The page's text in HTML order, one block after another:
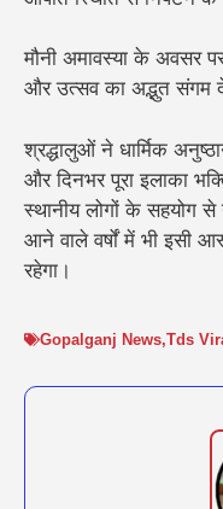
मौनी अमावस्या के अवसर
और उत्सव का अद्भुत संगम
श्रद्धालुओं ने धार्मिक
और दिनभर पूरा इलाका
स्थानीय लोगों के सहयोग
आने वाले वर्षों में भी इसी
रहेगा।
Gopalganj News,Tds